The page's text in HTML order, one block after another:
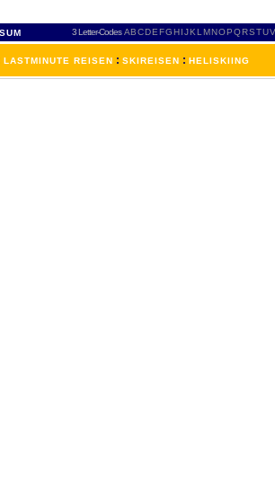
3 Letter-Codes ABCDEFGH IJKL MNOPQRSTUV
LASTMINUTE REISEN : SKIREISEN : HELISKIING